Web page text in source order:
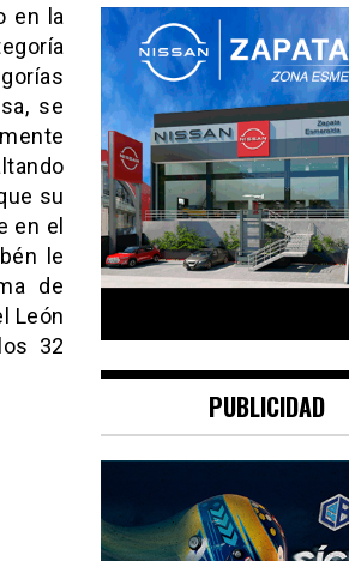
en la
se
su
en el
le
de
León
32
PUBLICIDAD